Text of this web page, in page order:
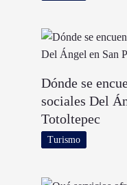
Dónde se
sociales Del
Totoltepec
Turismo